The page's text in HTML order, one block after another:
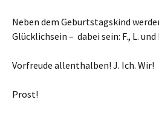
Neben dem Geburtstagskind
Glücklichsein – dabei sein: F., L. und
Vorfreude allenthalben! J. Ich. Wir!
Prost!